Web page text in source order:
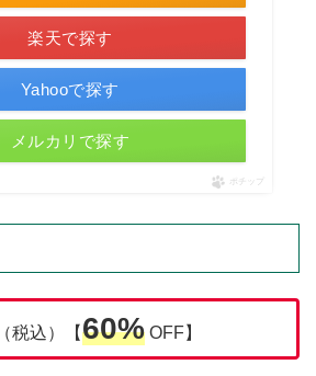
楽天で探す
Yahooで探す
メルカリで探す
ポチップ
（税込）【60% OFF】